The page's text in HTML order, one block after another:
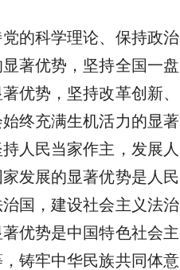
的科学理论、保持政治
著优势，坚持全国一盘
优势，坚持改革创新、
终充满生机活力的显著
人民当家作主，发展人
发展的显著优势是人民
国，建设社会主义法治
优势是中国特色社会主
铸牢中华民族共同体意